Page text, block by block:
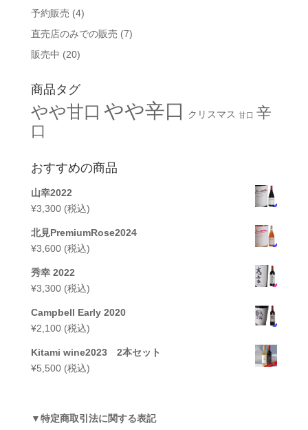
予約販売 (4)
直売店のみでの販売 (7)
販売中 (20)
商品タグ
やや甘口 やや辛口 クリスマス 甘口 辛
口
おすすめの商品
山幸2022
¥3,300 (税込)
北見PremiumRose2024
¥3,600 (税込)
秀幸 2022
¥3,300 (税込)
Campbell Early 2020
¥2,100 (税込)
Kitami wine2023 2本セット
¥5,500 (税込)
▼特定商取引法に関する表記